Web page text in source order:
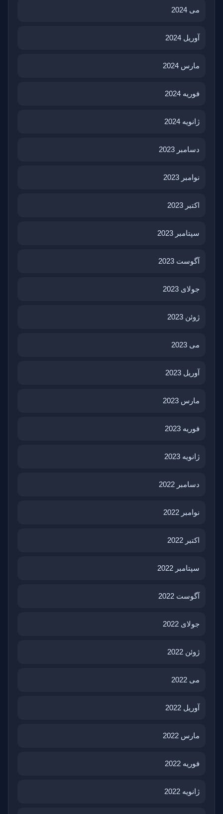
می 2024
آوریل 2024
مارس 2024
فوریه 2024
ژانویه 2024
دسامبر 2023
نوامبر 2023
اکتبر 2023
سپتامبر 2023
آگوست 2023
جولای 2023
ژوئن 2023
می 2023
آوریل 2023
مارس 2023
فوریه 2023
ژانویه 2023
دسامبر 2022
نوامبر 2022
اکتبر 2022
سپتامبر 2022
آگوست 2022
جولای 2022
ژوئن 2022
می 2022
آوریل 2022
مارس 2022
فوریه 2022
ژانویه 2022